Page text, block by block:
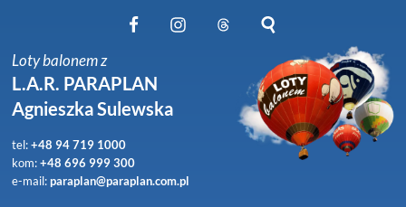
Obserwuj nas na Instagram
Obserwuj nas na Threads
Szukaj na stronie
Loty balonem z
L.A.R. PARAPLAN
Agnieszka Sulewska
tel:+48 94 719 1000
kom:+48 696 999 300
e-mail:paraplan@paraplan.com.pl